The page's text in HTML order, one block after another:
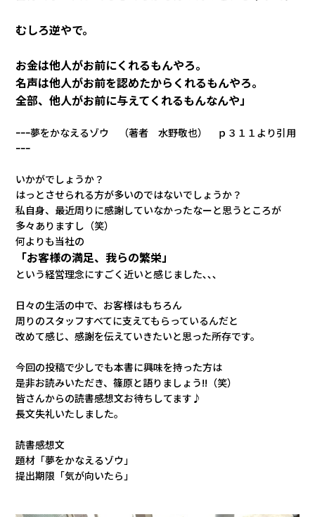
むしろ逆やで。
お金は他人がお前にくれるもんやろ。
名声は他人がお前を認めたからくれるもんやろ。
全部、他人がお前に与えてくれるもんなんや」
ｰｰｰ夢をかなえるゾウ （著者 水野敬也） ｐ３１１より引用
ｰｰｰ
いかがでしょうか？
はっとさせられる方が多いのではないでしょうか？
私自身、最近周りに感謝していなかったなーと思うところが
多々ありますし（笑）
何よりも当社の
「お客様の満足、我らの繁栄」
という経営理念にすごく近いと感じました､､､
日々の生活の中で、お客様はもちろん
周りのスタッフすべてに支えてもらっているんだと
改めて感じ、感謝を伝えていきたいと思った所存です。
今回の投稿で少しでも本書に興味を持った方は
是非お読みいただき、篠原と語りましょう!!（笑）
皆さんからの読書感想文お待ちしてます♪
長文失礼いたしました。
読書感想文
題材「夢をかなえるゾウ」
提出期限「気が向いたら」